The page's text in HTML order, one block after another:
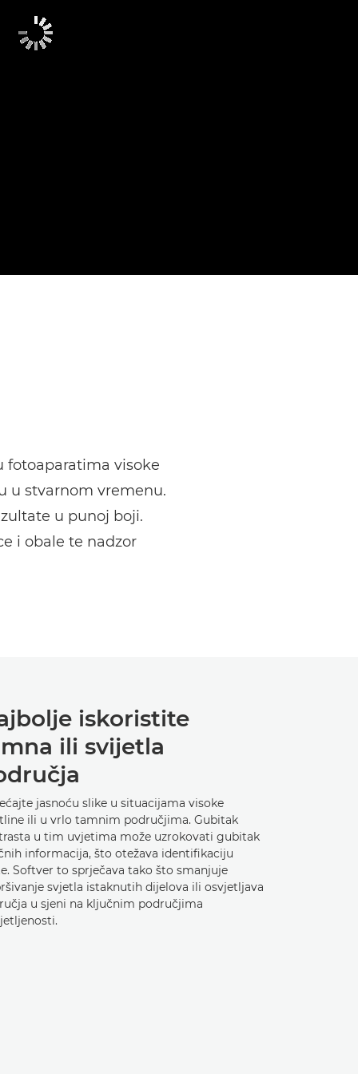
fotoaparatima visoke
u stvarnom vremenu.
u punoj boji.
i obale te nadzor
iskoristite
ili svijetla
jasnoću slike u situacijama visoke
ili u vrlo tamnim područjima. Gubitak
u tim uvjetima može uzrokovati gubitak
informacija, što otežava identifikaciju
Softver to sprječava tako što smanjuje
svjetla istaknutih dijelova ili osvjetljava
u sjeni na ključnim područjima